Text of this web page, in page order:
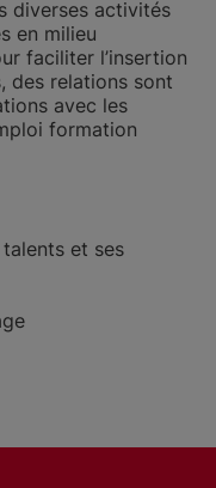
diverses activités
en milieu
faciliter l’insertion
des relations sont
avec les
formation
et ses